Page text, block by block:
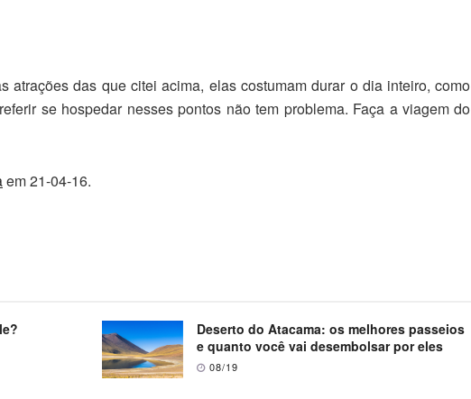
atrações das que citei acima, elas costumam durar o dia inteiro, como
se hospedar nesses pontos não tem problema. Faça a viagem do
em 21-04-16.
Deserto do Atacama: os melhores passeios
e quanto você vai desembolsar por eles
08/19